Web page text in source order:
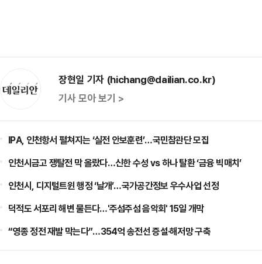
장현일 기자 (hichang@dailian.co.kr)
기사 모아 보기 >
IPA, 인천항서 펼쳐지는 ‘실전 안보훈련’…국민참관단 모집
인천시금고 쟁탈전 막 올랐다…신한 수성 vs 하나 탈환 ‘금융 빅매치’
인천시, 디지털트윈 행정 ‘날개’…국가공간정보 우수사업 선정
덕적도 서포리 해변 물든다…'주섬주섬 음악회' 15일 개막
“영종 정전 재발 막는다”…354억 송전선 증설·해저망 구축